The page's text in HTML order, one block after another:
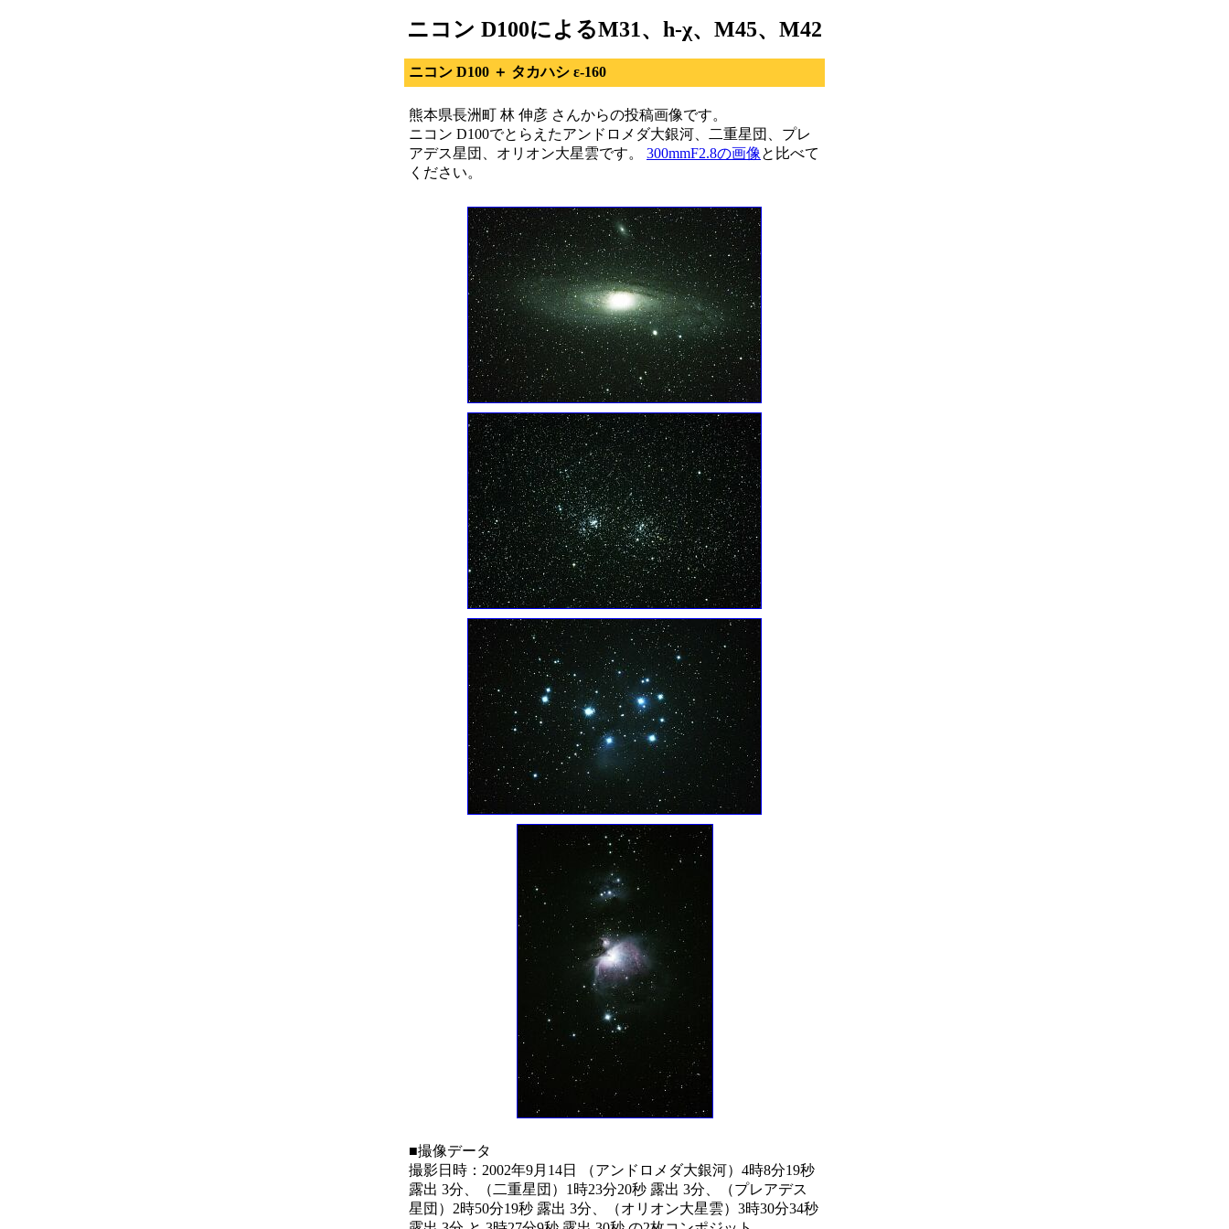
ニコン D100によるM31、h-χ、M45、M42
ニコン D100 ＋ タカハシ ε-160
熊本県長洲町 林 伸彦 さんからの投稿画像です。
ニコン D100でとらえたアンドロメダ大銀河、二重星団、プレ
アデス星団、オリオン大星雲です。 300mmF2.8の画像と比べて
ください。
■撮像データ
撮影日時：2002年9月14日 （アンドロメダ大銀河）4時8分19秒
露出 3分、（二重星団）1時23分20秒 露出 3分、（プレアデス
星団）2時50分19秒 露出 3分、（オリオン大星雲）3時30分34秒